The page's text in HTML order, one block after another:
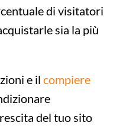
di visitatori
sia la più
e il compiere
del tuo sito